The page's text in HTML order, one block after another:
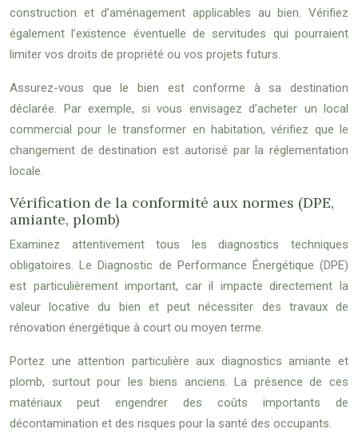
construction et d’aménagement applicables au bien. Vérifiez
également l’existence éventuelle de servitudes qui pourraient
limiter vos droits de propriété ou vos projets futurs.
Assurez-vous que le bien est conforme à sa destination
déclarée. Par exemple, si vous envisagez d’acheter un local
commercial pour le transformer en habitation, vérifiez que le
changement de destination est autorisé par la réglementation
locale.
Vérification de la conformité aux normes (DPE,
amiante, plomb)
Examinez attentivement tous les diagnostics techniques
obligatoires. Le Diagnostic de Performance Énergétique (DPE)
est particulièrement important, car il impacte directement la
valeur locative du bien et peut nécessiter des travaux de
rénovation énergétique à court ou moyen terme.
Portez une attention particulière aux diagnostics amiante et
plomb, surtout pour les biens anciens. La présence de ces
matériaux peut engendrer des coûts importants de
décontamination et des risques pour la santé des occupants.